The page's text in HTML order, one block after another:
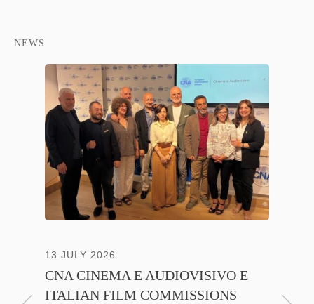
NEWS
13 JULY 2026
CNA CINEMA E AUDIOVISIVO E
ITALIAN FILM COMMISSIONS